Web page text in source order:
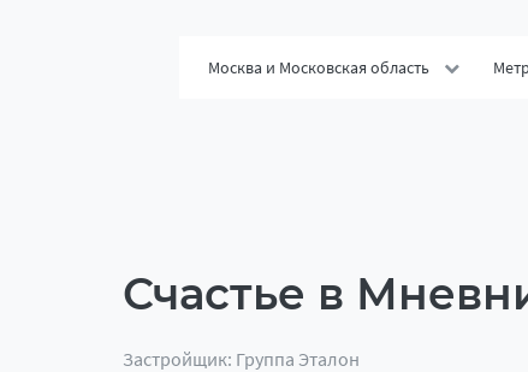
Москва и Московская область
Счастье в
Застройщик: Группа Эталон